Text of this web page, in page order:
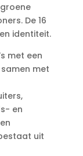
De 16
identiteit.
met een
samen met
en
uit